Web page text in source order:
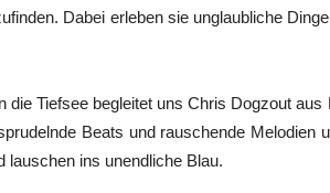
Dabei erleben sie unglaubliche
die Tiefsee begleitet uns Chris Dogzout
Beats und rauschende Melodien
lauschen ins unendliche Blau.